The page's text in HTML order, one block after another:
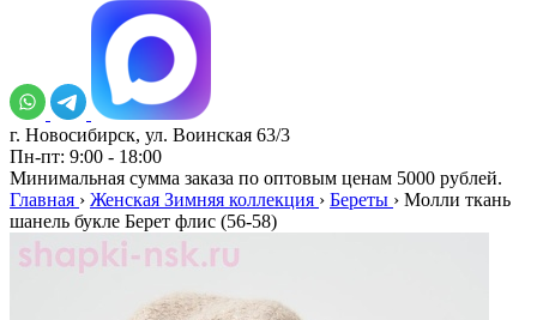
г. Новосибирск, ул. Воинская 63/3
Пн-пт: 9:00 - 18:00
Минимальная сумма заказа по оптовым ценам 5000 рублей.
Главная › Женская Зимняя коллекция › Береты › Молли ткань
шанель букле Берет флис (56-58)